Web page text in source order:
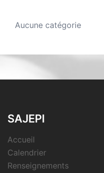
Aucune catégorie
SAJEPI
Accueil
Calendrier
Renseignements